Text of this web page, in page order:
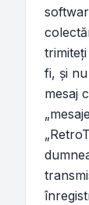
fi, şi
mesaj